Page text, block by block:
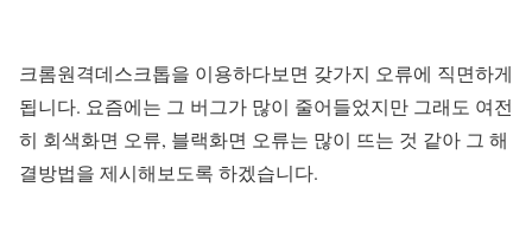
크롬원격데스크톱을 이용하다보면 갖가지 오류에 직면하게
됩니다. 요즘에는 그 버그가 많이 줄어들었지만 그래도 여전
히 회색화면 오류, 블랙화면 오류는 많이 뜨는 것 같아 그 해
결방법을 제시해보도록 하겠습니다.